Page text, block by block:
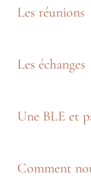
Les réunions
Les échanges
Une BLE et
Comment